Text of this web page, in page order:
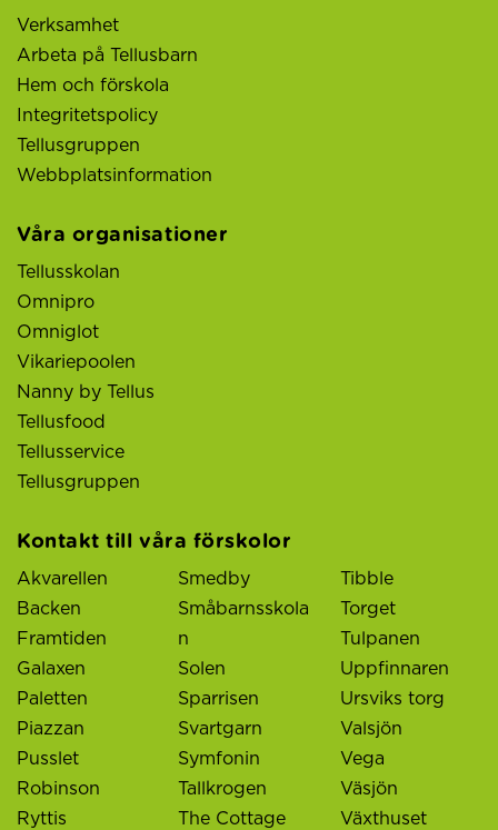
Verksamhet
Arbeta på Tellusbarn
Hem och förskola
Integritetspolicy
Tellusgruppen
Webbplatsinformation
Våra organisationer
Tellusskolan
Omnipro
Omniglot
Vikariepoolen
Nanny by Tellus
Tellusfood
Tellusservice
Tellusgruppen
Kontakt till våra förskolor
Akvarellen
Backen
Framtiden
Galaxen
Paletten
Piazzan
Pusslet
Robinson
Ryttis
Smedby
Småbarnsskola
n
Solen
Sparrisen
Svartgarn
Symfonin
Tallkrogen
The Cottage
Tibble
Torget
Tulpanen
Uppfinnaren
Ursviks torg
Valsjön
Vega
Väsjön
Växthuset